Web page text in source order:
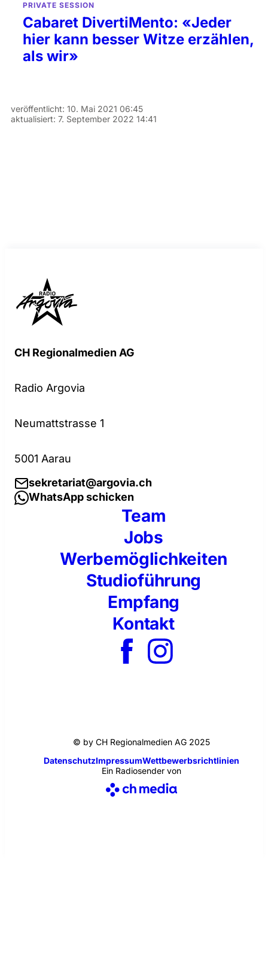
PRIVATE SESSION
Cabaret DivertiMento: «Jeder
hier kann besser Witze erzählen,
als wir»
veröffentlicht: 10. Mai 2021 06:45
aktualisiert: 7. September 2022 14:41
CH Regionalmedien AG
Radio Argovia
Neumattstrasse 1
5001 Aarau
sekretariat@argovia.ch
WhatsApp schicken
Team
Jobs
Werbemöglichkeiten
Studioführung
Empfang
Kontakt
© by CH Regionalmedien AG 2025
DatenschutzImpressumWettbewerbsrichtlinien
Ein Radiosender von